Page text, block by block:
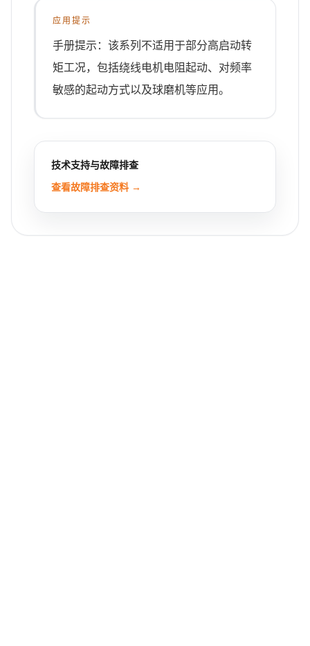
应用提示
手册提示：该系列不适用于部分高启动转
矩工况，包括绕线电机电阻起动、对频率
敏感的起动方式以及球磨机等应用。
技术支持与故障排查
查看故障排查资料 →